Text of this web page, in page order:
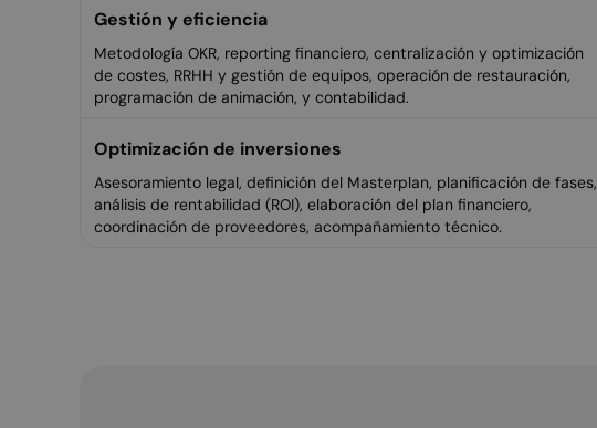
Gestión y eficiencia
Metodología OKR, reporting financiero, centralización y optimización
de costes, RRHH y gestión de equipos, operación de restauración,
programación de animación, y contabilidad.
Optimización de inversiones
Asesoramiento legal, definición del Masterplan, planificación de fases,
análisis de rentabilidad (ROI), elaboración del plan financiero,
coordinación de proveedores, acompañamiento técnico.